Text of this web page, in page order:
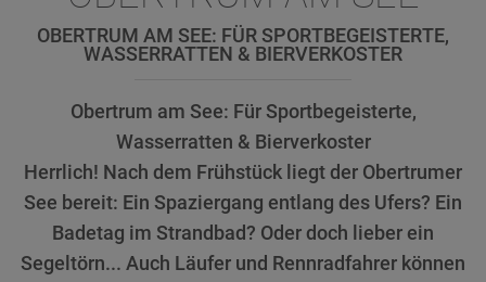
OBERTRUM AM SEE: FÜR SPORTBEGEISTERTE,
WASSERRATTEN & BIERVERKOSTER
Obertrum am See: Für Sportbegeisterte,
Wasserratten & Bierverkoster
Herrlich! Nach dem Frühstück liegt der Obertrumer
See bereit: Ein Spaziergang entlang des Ufers? Ein
Badetag im Strandbad? Oder doch lieber ein
Segeltörn... Auch Läufer und Rennradfahrer können